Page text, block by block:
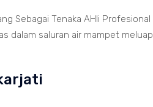
Sebagai Tenaka AHli Profesional
dalam saluran air mampet meluap